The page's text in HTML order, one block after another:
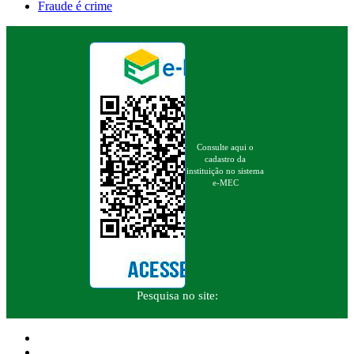
Fraude é crime
Consulte aqui o
cadastro da
instituição no sistema
e-MEC
Pesquisa no site: